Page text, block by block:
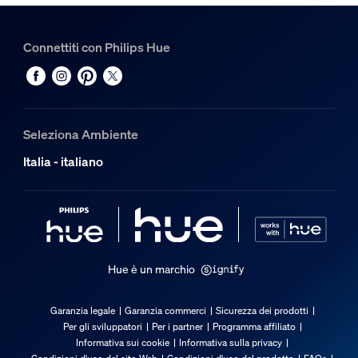
Connettiti con Philips Hue
Seleziona Ambiente
Italia - italiano
Hue è un marchio
Garanzia legale Garanzia commerci
Sicurezza dei prodotti
Per gli sviluppatori
Per i partner
Programma affiliato
Informativa sui cookie
Informativa sulla privacy